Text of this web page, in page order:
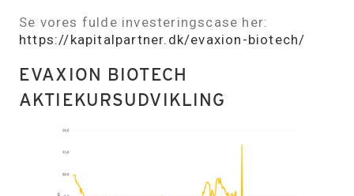
Se vores fulde investeringscase her:
https://kapitalpartner.dk/evaxion-biotech/
EVAXION BIOTECH
AKTIEKURSUDVIKLING